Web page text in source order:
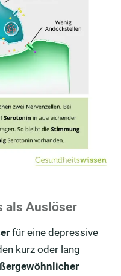
als Auslöser
für eine depressive
kurz oder lang